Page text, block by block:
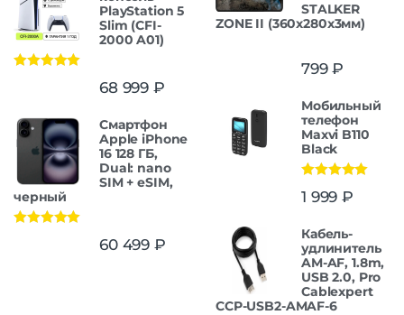
PlayStation 5
Slim (CFI-
2000 A01)
68 999 ₽
Смартфон
Apple iPhone
16 128 ГБ,
Dual: nano
SIM + eSIM,
черный
60 499 ₽
STALKER
ZONE II (360x280x3мм)
799₽
Мобильный
телефон
Maxvi B110
Black
из 5
1 999 ₽
Кабель-
удлинитель
AM-AF, 1.8m,
USB 2.0, Pro
Cablexpert
CCP-USB2-AMAF-6